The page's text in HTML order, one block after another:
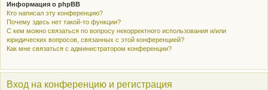
Информация о phpBB
Кто написал эту конференцию?
Почему здесь нет такой-то функции?
С кем можно связаться по вопросу некорректного использования и/или
юридических вопросов, связанных с этой конференцией?
Как мне связаться с администратором конференции?
Вход на конференцию и регистрация